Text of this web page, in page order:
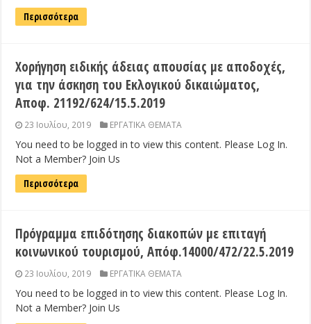
Περισσότερα
Χορήγηση ειδικής άδειας απουσίας με αποδοχές,
για την άσκηση του Εκλογικού δικαιώματος,
Αποφ. 21192/624/15.5.2019
23 Ιουλίου, 2019 ΕΡΓΑΤΙΚΑ ΘΕΜΑΤΑ
You need to be logged in to view this content. Please Log In.
Not a Member? Join Us
Περισσότερα
Πρόγραμμα επιδότησης διακοπών με επιταγή
κοινωνικού τουρισμού, Απόφ.14000/472/22.5.2019
23 Ιουλίου, 2019 ΕΡΓΑΤΙΚΑ ΘΕΜΑΤΑ
You need to be logged in to view this content. Please Log In.
Not a Member? Join Us